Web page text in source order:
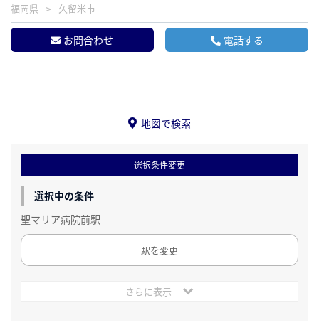
福岡県 久留米市
お問合わせ 電話する
地図で検索
選択条件変更
選択中の条件
聖マリア病院前駅
駅を変更
さらに表示